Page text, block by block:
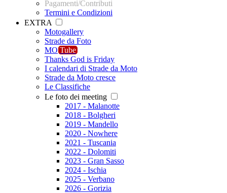
Pagamenti/Contributi
Termini e Condizioni
EXTRA
Motogallery
Strade da Foto
MO Tube
Thanks God is Friday
I calendari di Strade da Moto
Strade da Moto cresce
Le Classifiche
Le foto dei meeting
2017 - Malanotte
2018 - Bolgheri
2019 - Mandello
2020 - Nowhere
2021 - Tuscania
2022 - Dolomiti
2023 - Gran Sasso
2024 - Ischia
2025 - Verbano
2026 - Gorizia